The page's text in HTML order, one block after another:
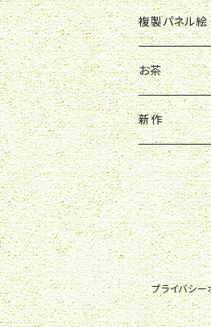
バッグ
バッチ
アクスタ
キーホルダー
複製パネル絵
お茶
新作
プライバシー